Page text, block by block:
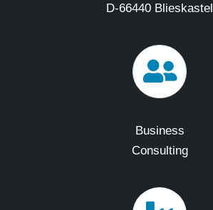
D-66440 Blieskastel
Business
Consulting